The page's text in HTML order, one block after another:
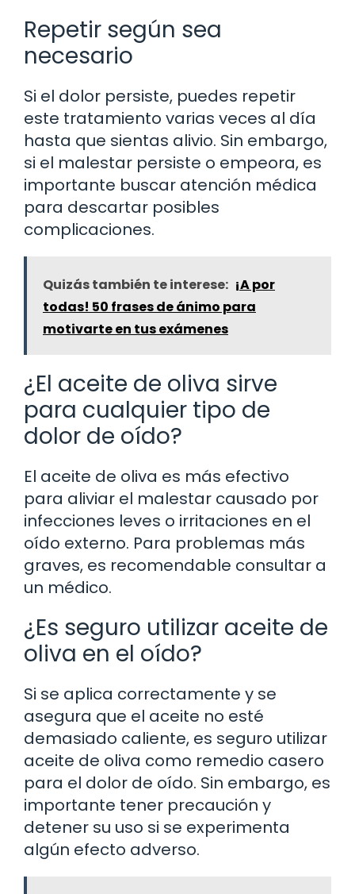
Repetir según sea
necesario
Si el dolor persiste, puedes repetir
este tratamiento varias veces al día
hasta que sientas alivio. Sin embargo,
si el malestar persiste o empeora, es
importante buscar atención médica
para descartar posibles
complicaciones.
Quizás también te interese: ¡A por
todas! 50 frases de ánimo para
motivarte en tus exámenes
¿El aceite de oliva sirve
para cualquier tipo de
dolor de oído?
El aceite de oliva es más efectivo
para aliviar el malestar causado por
infecciones leves o irritaciones en el
oído externo. Para problemas más
graves, es recomendable consultar a
un médico.
¿Es seguro utilizar aceite de
oliva en el oído?
Si se aplica correctamente y se
asegura que el aceite no esté
demasiado caliente, es seguro utilizar
aceite de oliva como remedio casero
para el dolor de oído. Sin embargo, es
importante tener precaución y
detener su uso si se experimenta
algún efecto adverso.